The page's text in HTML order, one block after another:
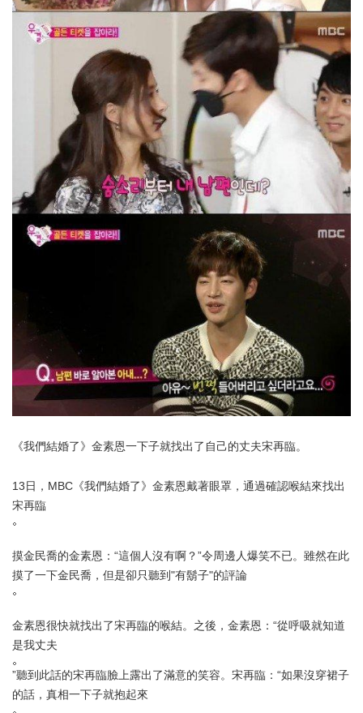
《我們結婚了》金素恩一下子就找出了自己的丈夫宋再臨。
13日，MBC《我們結婚了》金素恩戴著眼罩，通過確認喉結來找出
宋再臨
摸金民喬的金素恩：“這個人沒有啊？”令周邊人爆笑不已。 雖然在此
摸了一下金民喬，但是卻只聽到"有鬍子"的評論
金素恩很快就找出了宋再臨的喉結。 之後，金素恩：“從呼吸就知道
是我丈夫
”聽到此話的宋再臨臉上露出了滿意的笑容。 宋再臨：“如果沒穿裙子
的話，真相一下子就抱起來